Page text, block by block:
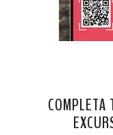
COMPLETA